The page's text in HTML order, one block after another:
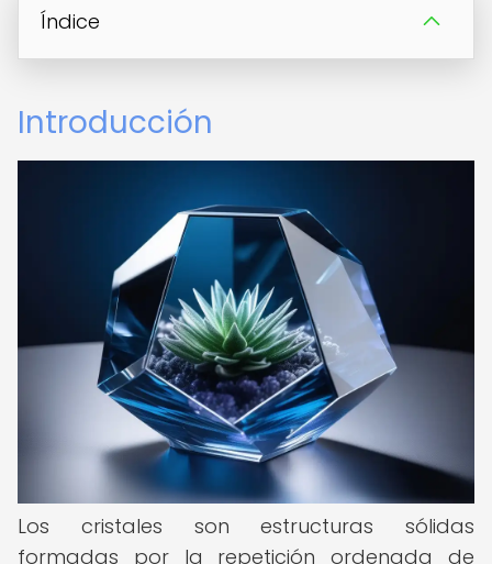
Índice
Introducción
Los cristales son estructuras sólidas
formadas por la repetición ordenada de